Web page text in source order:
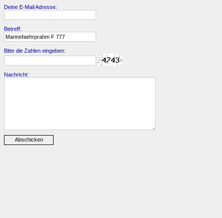
Deine E-Mail Adresse:
Betreff:
Bitte die Zahlen eingeben:
Nachricht: